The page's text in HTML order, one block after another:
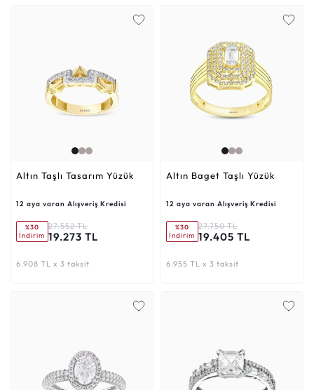
Altın Taşlı Tasarım Yüzük
12 aya varan Alışveriş Kredisi
%30
İndirim
27.552 TL
19.273 TL
6.908 TL x 3 taksit
Altın Baget Taşlı Yüzük
12 aya varan Alışveriş Kredisi
%30
İndirim
27.750 TL
19.405 TL
6.955 TL x 3 taksit